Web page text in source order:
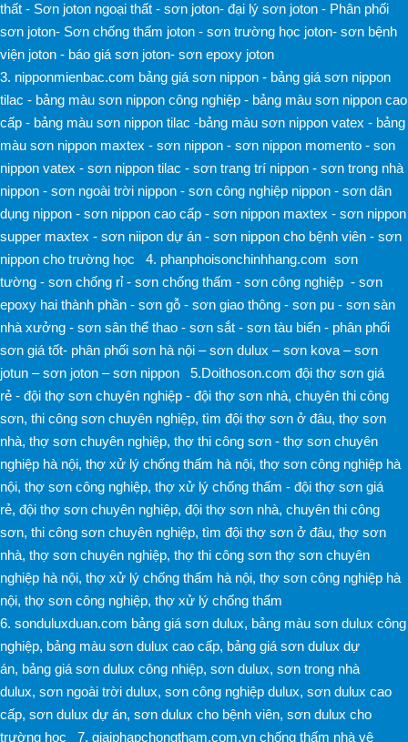
thất - Sơn joton ngoại thất - sơn joton- đại lý sơn joton - Phân phối
sơn joton- Sơn chống thấm joton - sơn trường học joton- sơn bệnh
viện joton - báo giá sơn joton- sơn epoxy joton
3. nipponmienbac.com bảng giá sơn nippon - bảng giá sơn nippon
tilac - bảng màu sơn nippon công nghiệp - bảng màu sơn nippon cao
cấp - bảng màu sơn nippon tilac -bảng màu sơn nippon vatex - bảng
màu sơn nippon maxtex - sơn nippon - sơn nippon momento - son
nippon vatex - sơn nippon tilac - sơn trang trí nippon - sơn trong nhà
nippon - sơn ngoài trời nippon - sơn công nghiệp nippon - sơn dân
dụng nippon - sơn nippon cao cấp - sơn nippon maxtex - sơn nippon
supper maxtex - sơn niipon dự án - sơn nippon cho bệnh viên - sơn
nippon cho trường học
4. phanphoisonchinhhang.com sơn
tường - sơn chống rỉ- sơn chống thấm - sơn công nghiệp - sơn
epoxy hai thành phần - sơn gỗ - sơn giao thông - sơn pu - sơn sàn
nhà xưởng - sơn sân thể thao - sơn sắt - sơn tàu biển - phân phối
sơn giá tốt- phân phối sơn hà nội –sơn dulux –sơn kova –sơn
jotun –sơn joton –sơn nippon 5.Doithoson.com đội thợ sơn giá
rẻ - đội thợ sơn chuyên nghiệp - đội thợ sơn nhà, chuyên thi công
sơn, thi công sơn chuyên nghiệp, tìm đội thợ sơn ở đâu, thợ sơn
nhà, thợ sơn chuyên nghiệp, thợ thi công sơn - thợ sơn chuyên
nghiệp hà nội, thợ xử lý chống thấm hà nội, thợ sơn công nghiệp hà
nội, thợ sơn công nghiệp, thợ xử lý chống thấm - đội thợ sơn giá
rẻ, đội thợ sơn chuyên nghiệp, đội thợ sơn nhà, chuyên thi công
sơn, thi công sơn chuyên nghiệp, tìm đội thợ sơn ở đâu, thợ sơn
nhà, thợ sơn chuyên nghiệp, thợ thi công sơn thợ sơn chuyên
nghiệp hà nội, thợ xử lý chống thấm hà nội, thợ sơn công nghiệp hà
nội, thợ sơn công nghiệp, thợ xử lý chống thấm
6. sonduluxduan.com bảng giá sơn dulux, bảng màu sơn dulux công
nghiệp, bảng màu sơn dulux cao cấp, bảng giá sơn dulux dự
án, bảng giá sơn dulux công nhiệp, sơn dulux, sơn trong nhà
dulux, sơn ngoài trời dulux, sơn công nghiệp dulux, sơn dulux cao
cấp, sơn dulux dự án, sơn dulux cho bệnh viên, sơn dulux cho
trường học
7. giaiphapchongtham.com.vn chống thấm nhà vệ